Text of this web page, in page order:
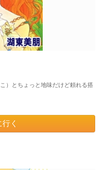
）とちょっと地味だけど頼れる搭
く